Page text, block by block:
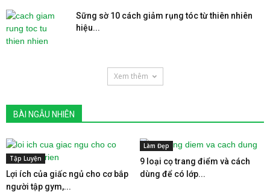
Sững sờ 10 cách giảm rụng tóc từ thiên nhiên
hiệu...
Xem thêm
BÀI NGẪU NHIÊN
Tập Luyện
Lợi ích của giấc ngủ cho cơ bắp
người tập gym,...
Làm Đẹp
9 loại cọ trang điểm và cách
dùng để có lớp...